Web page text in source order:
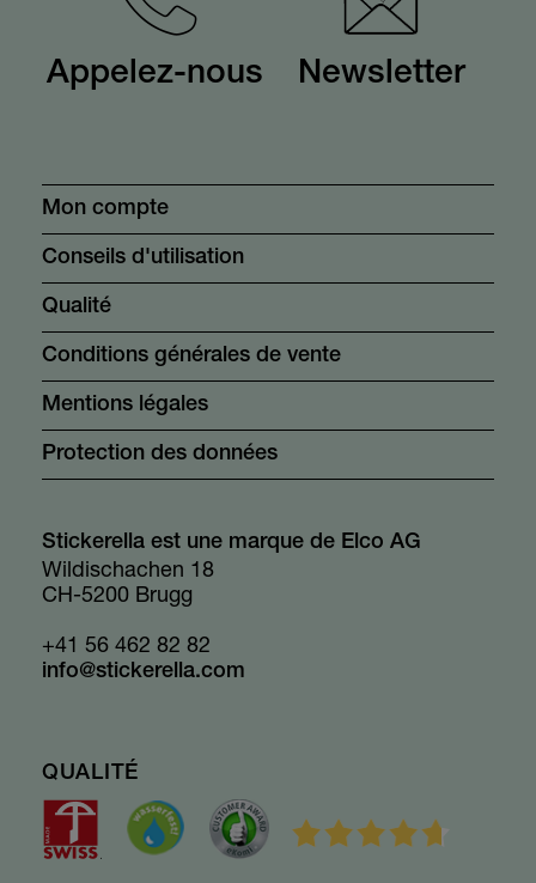
Appelez-nous Newsletter
Mon compte
Conseils d'utilisation
Qualité
Conditions générales de vente
Mentions légales
Protection des données
Stickerella est une marque de Elco AG
Wildischachen 18
CH-5200 Brugg
+41 56 462 82 82
info@stickerella.com
QUALITÉ